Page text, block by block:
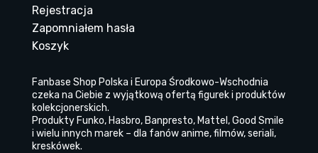
Rejestracja
Zapomniałem hasła
Koszyk
Fanbase Shop Polska i Europa Środkowo-Wschodnia
czeka na Ciebie z wyjątkową ofertą figurek i produktów
kolekcjonerskich.
Produkty Funko, Hasbro, Banpresto, Mattel, Good Smile
i wielu innych marek – dla fanów anime, filmów, seriali,
kreskówek.